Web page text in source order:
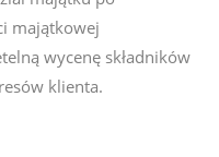
majątkowej
wycenę składników
klienta.